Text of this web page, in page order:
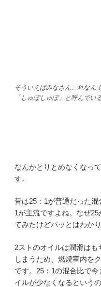
そういえばみなさんこれな
「しゅぽしゅぽ」と呼んでい
なんかとりとめなくなっ
す。
昔は25：1が普通だった混
1が主流ですよね。なぜ
てみたけどパッとはわか
2ストのオイルは潤滑は
しまうため、燃焼室内を
です。25：1の混合比で
イルが少なくなるという